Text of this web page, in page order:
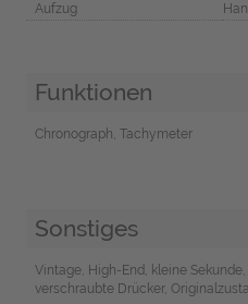
Aufzug
Funktionen
Chronograph, Tachymeter
Sonstiges
Vintage, High-End, kleine
verschraubte Drücker,